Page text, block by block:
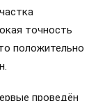
точность
положительно
проведён